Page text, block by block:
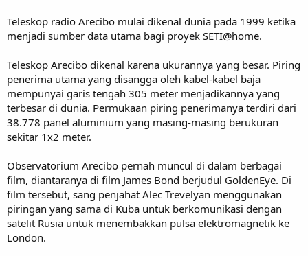
Teleskop radio Arecibo mulai dikenal dunia pada 1999 ketika
menjadi sumber data utama bagi proyek SETI@home.
Teleskop Arecibo dikenal karena ukurannya yang besar. Piring
penerima utama yang disangga oleh kabel-kabel baja
mempunyai garis tengah 305 meter menjadikannya yang
terbesar di dunia. Permukaan piring penerimanya terdiri dari
38.778 panel aluminium yang masing-masing berukuran
sekitar 1x2 meter.
Observatorium Arecibo pernah muncul di dalam berbagai
film, diantaranya di film James Bond berjudul GoldenEye. Di
film tersebut, sang penjahat Alec Trevelyan menggunakan
piringan yang sama di Kuba untuk berkomunikasi dengan
satelit Rusia untuk menembakkan pulsa elektromagnetik ke
London.